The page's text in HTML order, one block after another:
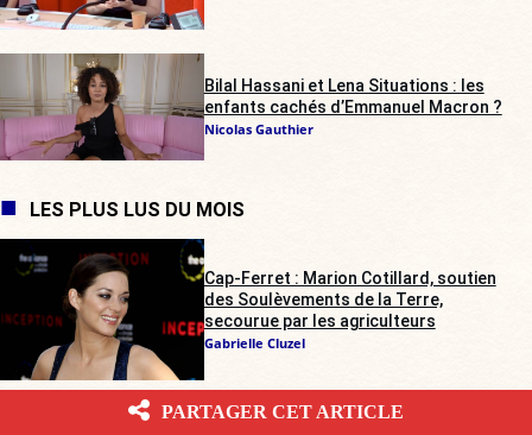
Bilal Hassani et Lena Situations : les
enfants cachés d’Emmanuel Macron ?
Nicolas Gauthier
LES PLUS LUS DU MOIS
Cap-Ferret : Marion Cotillard, soutien
des Soulèvements de la Terre,
secourue par les agriculteurs
Gabrielle Cluzel
PARTAGER CET ARTICLE